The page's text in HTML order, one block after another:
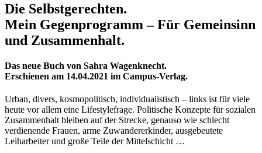
Die Selbstgerechten.
Mein Gegenprogramm – Für Gemeinsinn
und Zusammenhalt.
Das neue Buch von Sahra Wagenknecht.
Erschienen am 14.04.2021 im Campus-Verlag.
Urban, divers, kosmopolitisch, individualistisch – links ist für viele
heute vor allem eine Lifestylefrage. Politische Konzepte für sozialen
Zusammenhalt bleiben auf der Strecke, genauso wie schlecht
verdienende Frauen, arme Zuwandererkinder, ausgebeutete
Leiharbeiter und große Teile der Mittelschicht …